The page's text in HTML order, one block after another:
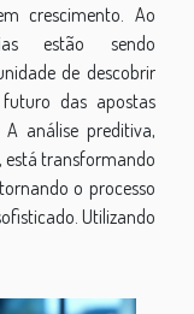
crescimento. Ao
estão sendo
de descobrir
das apostas
análise preditiva,
está transformando
o processo
Utilizando